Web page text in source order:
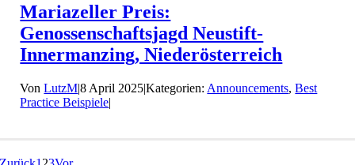
Mariazeller Preis:
Genossenschaftsjagd Neustift-
Innermanzing, Niederösterreich
VonLutzM|8 April 2025|Kategorien: Announcements,Best
Practice Beispiele|